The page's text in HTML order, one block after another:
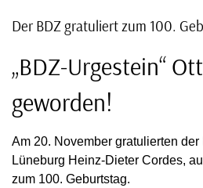
Der BDZ gratuliert zum 100.
„BDZ-Urgestein“
geworden!
Am 20. November gratulierten
Lüneburg Heinz-Dieter Cordes,
zum 100. Geburtstag.